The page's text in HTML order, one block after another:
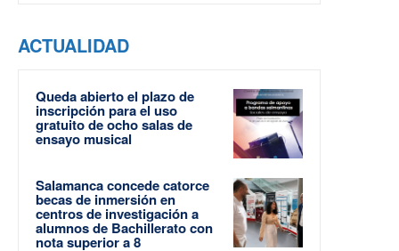
ACTUALIDAD
Queda abierto el plazo de
inscripción para el uso
gratuito de ocho salas de
ensayo musical
Salamanca concede catorce
becas de inmersión en
centros de investigación a
alumnos de Bachillerato con
nota superior a 8